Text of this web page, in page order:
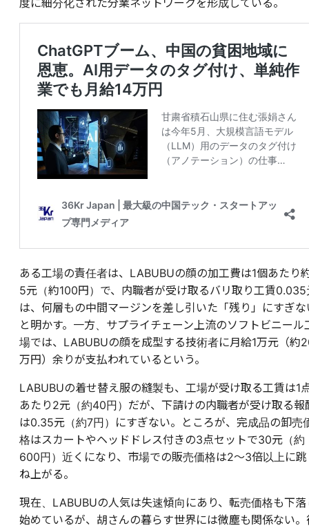
度に細分化された分業ネットワークを形成している。
ある工場の責任者は、LABUBUの顔の加工費は1個あたり
5元（約100円）で、内職者が受け取るバリ取り工賃0.035
は、何層もの中間マージンを差し引いた「残り」にすぎな
と明かす。一方、サプライチェーン上流のソフトビニール
場では、LABUBUの顔を成型する技術者に月給1万元（約
万円）余りが支払われているという。
LABUBUの着せ替え服の縫製も、工場が受け取る工賃は1
あたり2元（約40円）だが、下請けの内職者が受け取る報
は0.35元（約7円）にすぎない。ところが、完成品の卸売
格はスカートやヘッドドレス付きの3点セットで30元（約
600円）近くになり、市場での販売価格は2〜3倍以上に跳
ね上がる。
現在、LABUBUの人気は失速傾向にあり、転売価格も下落
始めているが、胡さんの暮らす世界には微塵も関係ない。